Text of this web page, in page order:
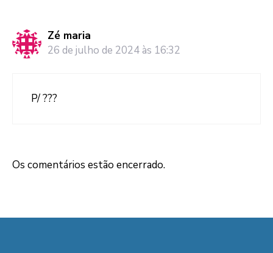
Zé maria
26 de julho de 2024 às 16:32
P/ ???
Os comentários estão encerrado.